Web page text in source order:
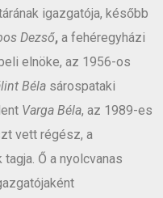
igazgatója, később
Dezső, a fehéregyházi
elnöke, az 1956-os
Béla sárospataki
Varga Béla, az 1989-es
vett régész, a
Ő a nyolcvanas